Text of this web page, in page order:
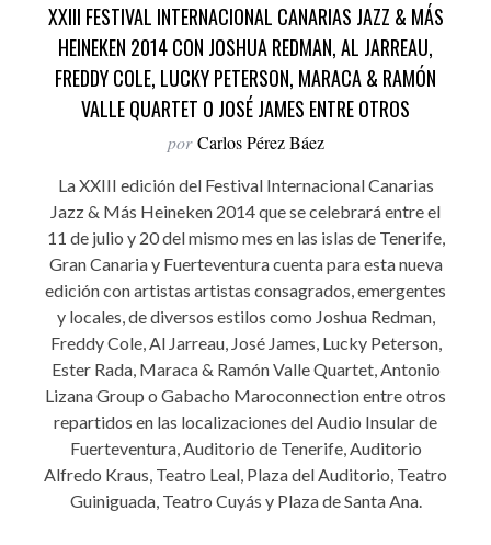
XXIII FESTIVAL INTERNACIONAL CANARIAS JAZZ & MÁS
HEINEKEN 2014 CON JOSHUA REDMAN, AL JARREAU,
FREDDY COLE, LUCKY PETERSON, MARACA & RAMÓN
VALLE QUARTET O JOSÉ JAMES ENTRE OTROS
por Carlos Pérez Báez
La XXIII edición del Festival Internacional Canarias
Jazz & Más Heineken 2014 que se celebrará entre el
11 de julio y 20 del mismo mes en las islas de Tenerife,
Gran Canaria y Fuerteventura cuenta para esta nueva
edición con artistas artistas consagrados, emergentes
y locales, de diversos estilos como Joshua Redman,
Freddy Cole, Al Jarreau, José James, Lucky Peterson,
Ester Rada, Maraca & Ramón Valle Quartet, Antonio
Lizana Group o Gabacho Maroconnection entre otros
repartidos en las localizaciones del Audio Insular de
Fuerteventura, Auditorio de Tenerife, Auditorio
Alfredo Kraus, Teatro Leal, Plaza del Auditorio, Teatro
Guiniguada, Teatro Cuyás y Plaza de Santa Ana.